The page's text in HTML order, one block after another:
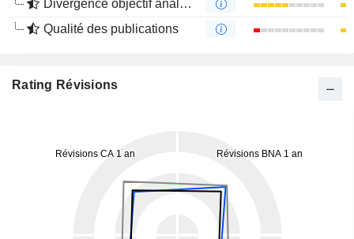
Divergence objectif analystes
Qualité des publications
Rating Révisions